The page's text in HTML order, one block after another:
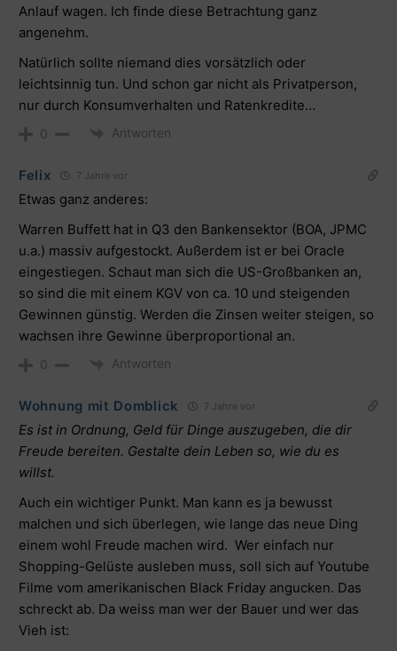
Anlauf wagen. Ich finde diese Betrachtung ganz
angenehm.
Natürlich sollte niemand dies vorsätzlich oder
leichtsinnig tun. Und schon gar nicht als Privatperson,
nur durch Konsumverhalten und Ratenkredite…
0 Antworten
Felix 7 Jahre vor
Etwas ganz anderes:
Warren Buffett hat in Q3 den Bankensektor (BOA, JPMC
u.a.) massiv aufgestockt. Außerdem ist er bei Oracle
eingestiegen. Schaut man sich die US-Großbanken an,
so sind die mit einem KGV von ca. 10 und steigenden
Gewinnen günstig. Werden die Zinsen weiter steigen, so
wachsen ihre Gewinne überproportional an.
0 Antworten
Wohnung mit Domblick 7 Jahre vor
Es ist in Ordnung, Geld für Dinge auszugeben, die dir
Freude bereiten. Gestalte dein Leben so, wie du es
willst.
Auch ein wichtiger Punkt. Man kann es ja bewusst
malchen und sich überlegen, wie lange das neue Ding
einem wohl Freude machen wird. Wer einfach nur
Shopping-Gelüste ausleben muss, soll sich auf Youtube
Filme vom amerikanischen Black Friday angucken. Das
schreckt ab. Da weiss man wer der Bauer und wer das
Vieh ist: